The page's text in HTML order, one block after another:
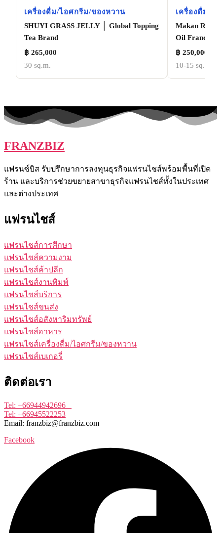
เครื่องดื่ม/ไอศกรีม/ของหวาน
SHUYI GRASS JELLY │ Global Topping
Tea Brand
฿ 265,000
30 sq.m.
เครื่องดื่ม/ไ
Makan Roti |
Oil Franchise
฿ 250,000
10-15 sq.m.
FRANZBIZ
แฟรนซ์บิส รับปรึกษาการลงทุนธุรกิจแฟรนไชส์พร้อมพื้นที่เปิด
ร้าน และบริการช่วยขยายสาขาธุรกิจแฟรนไชส์ทั้งในประเทศ
และต่างประเทศ
แฟรนไชส์
แฟรนไชส์การศึกษา
แฟรนไชส์ความงาม
แฟรนไชส์ค้าปลีก
แฟรนไชส์งานพิมพ์
แฟรนไชส์บริการ
แฟรนไชส์ขนส่ง
แฟรนไชส์อสังหาริมทรัพย์
แฟรนไชส์อาหาร
แฟรนไชส์เครื่องดื่ม/ไอศกรีม/ของหวาน
แฟรนไชส์เบเกอรี่
ติดต่อเรา
Tel: +66944942696
Tel: +66945522253
Email: franzbiz@franzbiz.com
Facebook